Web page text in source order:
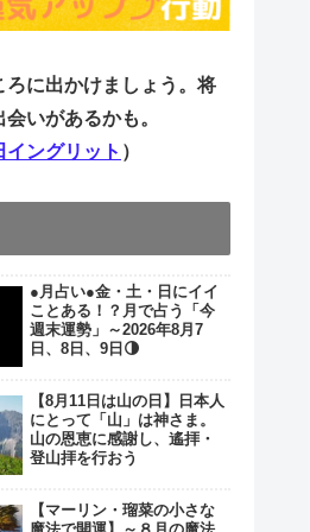
ろに出かけましょう。将
いがあるかも。
イングリット ）
●月占い●金・土・日にイイ
ことある！？月で占う「今
週末運勢」～2026年8月7
日、8日、9日🌗
【8月11日は山の日】日本人
にとって「山」は神さま。
山の恩恵に感謝し、遙拝・
登山拝を行おう
【マーリン・瑠菜の小さな